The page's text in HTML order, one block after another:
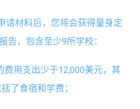
请材料后，您将会获得量身定
告，包含至少9所学校：
费用支出少于12,000美元，其
了食宿和学费；